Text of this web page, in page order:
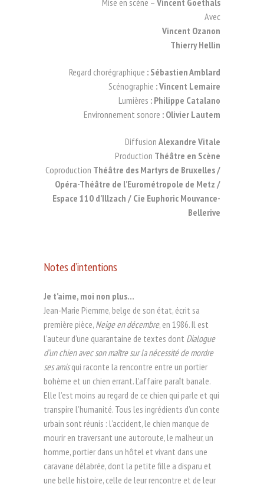
Mise en scène – Vincent Goethals
Avec
Vincent Ozanon
Thierry Hellin
Regard chorégraphique : Sébastien Amblard
Scénographie : Vincent Lemaire
Lumières : Philippe Catalano
Environnement sonore : Olivier Lautem
Diffusion Alexandre Vitale
Production Théâtre en Scène
Coproduction Théâtre des Martyrs de Bruxelles /
Opéra-Théâtre de l’Eurométropole de Metz /
Espace 110 d’Illzach / Cie Euphoric Mouvance-
Bellerive
Notes d’intentions
Je t’aime, moi non plus…
Jean-Marie Piemme, belge de son état, écrit sa
première pièce, Neige en décembre, en 1986. Il est
l’auteur d’une quarantaine de textes dont Dialogue
d’un chien avec son maître sur la nécessité de mordre
ses amisqui raconte la rencontre entre un portier
bohème et un chien errant. L’affaire paraît banale.
Elle l’est moins au regard de ce chien qui parle et qui
transpire l’humanité. Tous les ingrédients d’un conte
urbain sont réunis : l’accident, le chien manque de
mourir en traversant une autoroute, le malheur, un
homme, portier dans un hôtel et vivant dans une
caravane délabrée, dont la petite fille a disparu et
une belle histoire, celle de leur rencontre et de leur